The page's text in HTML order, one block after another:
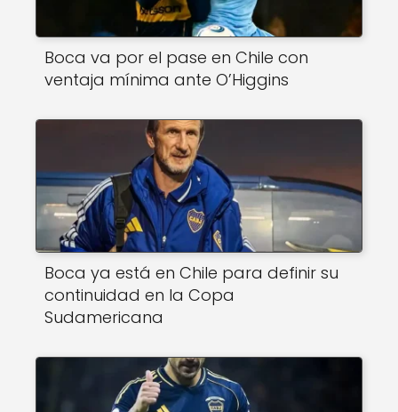
Boca va por el pase en Chile con
ventaja mínima ante O’Higgins
Boca ya está en Chile para definir su
continuidad en la Copa
Sudamericana